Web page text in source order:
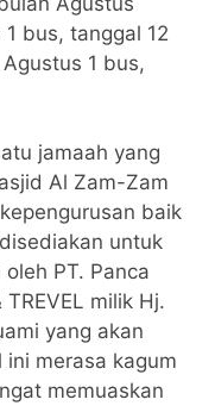
bus, tanggal 12
1 bus,
jamaah yang
Al Zam-Zam
baik
untuk
PT. Panca
milik Hj.
yang akan
merasa kagum
memuaskan